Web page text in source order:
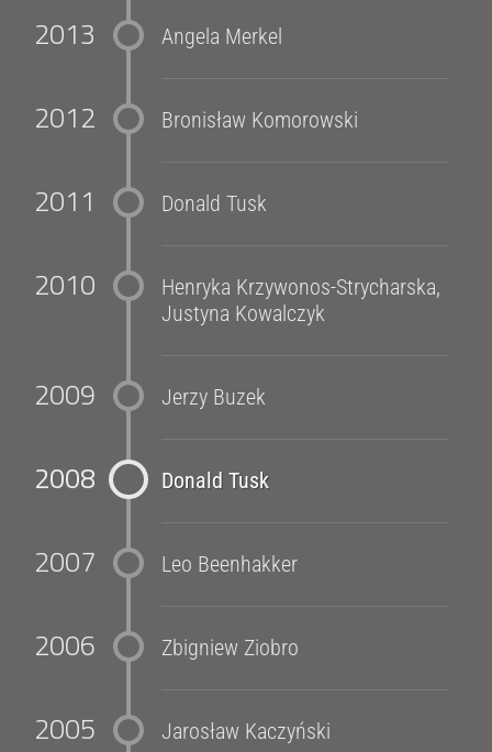
2013 Angela Merkel
2012 Bronisław Komorowski
2011 Donald Tusk
2010
Henryka Krzywonos-Strycharska,
Justyna Kowalczyk
2009 Jerzy Buzek
2008 Donald Tusk
2007 Leo Beenhakker
2006 Zbigniew Ziobro
2005 Jarosław Kaczyński